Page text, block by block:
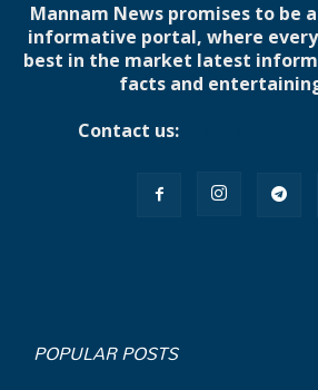
Mannam News promises to be
informative portal, where
best in the market latest
facts and
Contact us:
POPULAR POSTS